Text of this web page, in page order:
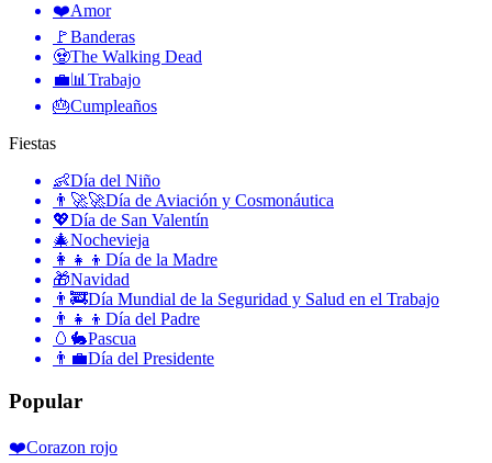
❤️Amor
🚩Banderas
🧟The Walking Dead
💼📊 Trabajo
🎂Cumpleaños
Fiestas
👶Día del Niño
👨‍🚀🚀Día de Aviación y Cosmonáutica
💖Día de San Valentín
🎄Nochevieja
👩‍👧‍👦 Día de la Madre
🎁Navidad
👨‍🚒Día Mundial de la Seguridad y Salud en el Trabajo
👨‍👧‍👦 Día del Padre
🥚🐇Pascua
👨‍💼Día del Presidente
Popular
❤️Corazon rojo